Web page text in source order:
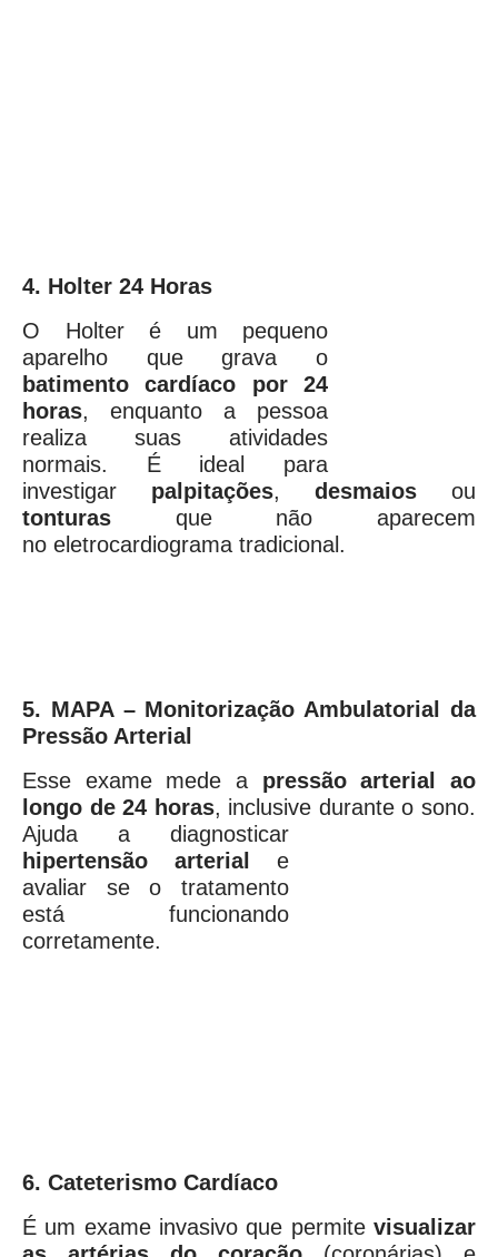
4. Holter 24 Horas
O Holter é um pequeno
aparelho que grava o
batimento cardíaco por 24
horas, enquanto a pessoa
realiza suas atividades
normais. É ideal para
investigar palpitações, desmaios ou
tonturas que não aparecem
no eletrocardiograma tradicional.
5. MAPA – Monitorização Ambulatorial da
Pressão Arterial
Esse exame mede a pressão arterial ao
longo de 24 horas, inclusive durante o sono.
Ajuda a diagnosticar
hipertensão arterial
e
avaliar se o tratamento
está funcionando
corretamente.
6. Cateterismo Cardíaco
É um exame invasivo que permite visualizar